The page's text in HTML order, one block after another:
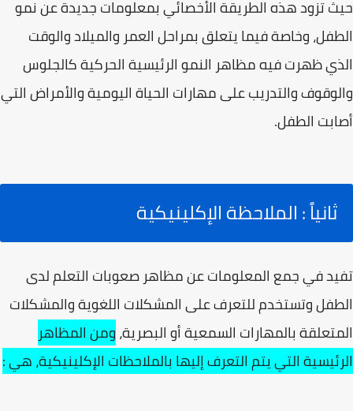
حيث تزود هذه الطريقة الأخصائي بمعلومات جديدة عن نمو
الطفل، وخاصة فيما يتعلق بمراحل العمر والميلاد والوقت
الذي ظهرت فيه مظاهر النمو الرئيسية الحركية كالجلوس
والوقوف والتدريب على مهارات الحياة اليومية والأمراض التي
أصابت الطفل.
ثانياً : الملاحظة الإكلينيكية
تفيد في جمع المعلومات عن مظاهر صعوبات التعلم لدى
الطفل وتستخدم للتعرف على المشكلات اللغوية والمشكلات
المتعلقة بالمهارات السمعية أو البصرية،ومن المظاهر
الرئيسية التي يتم التعرف إليها بالملاحظات الإكلينيكية، هي :